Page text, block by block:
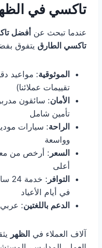
تاكسي في
عندما تبحث عن أفضل
تاكسي الطارق يتفوق
الموثوقية
تقييمات عملائنا)
الأمان: سائقون
تأمين شامل
الراحة
وواسعة
السعر : أرخص من
أعلى
التوافر
في أيام الأعياد
الدعم باللغتين: عربي
آلاف العملاء في الظهر